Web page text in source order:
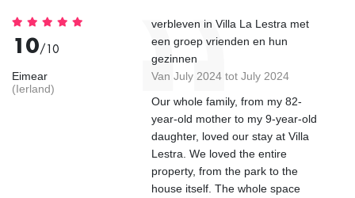
10/10
Eimear
(Ierland)
verbleven in Villa La Lestra met
een groep vrienden en hun
gezinnen
Van July 2024 tot July 2024
Our whole family, from my 82-
year-old mother to my 9-year-old
daughter, loved our stay at Villa
Lestra. We loved the entire
property, from the park to the
house itself. The whole space